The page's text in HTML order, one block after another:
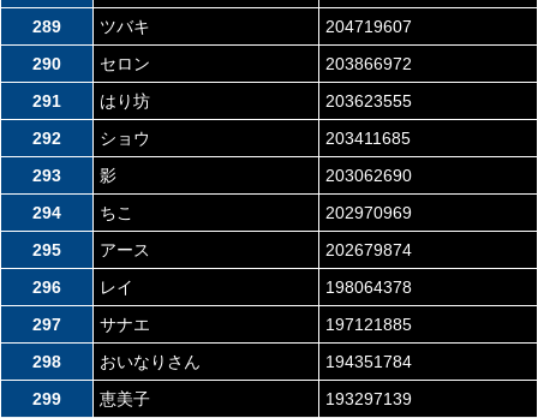
289
ツバキ
204719607
290
セロン
203866972
291
はり坊
203623555
292
ショウ
203411685
293
影
203062690
294
ちこ
202970969
295
アース
202679874
296
レイ
198064378
297
サナエ
197121885
298
おいなりさん
194351784
299
恵美子
193297139